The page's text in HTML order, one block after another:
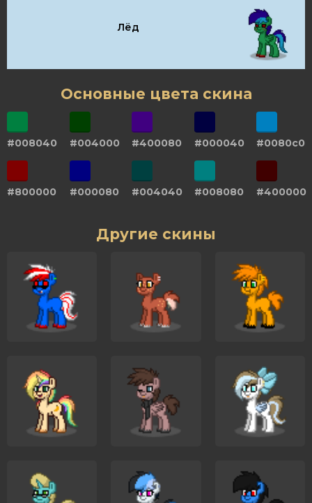
Лёд
Основные цвета скина
#008040 #004000 #400080 #000040 #0080c0
#800000 #000080 #004040 #008080 #400000
Другие скины